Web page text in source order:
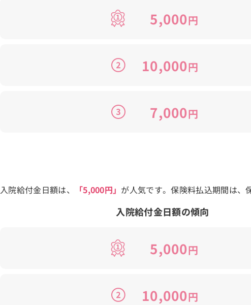
5,000円
10,000円
7,000円
入院給付金日額は、 「5,000円」 が人気です。保険料払込期間は、
入院給付金日額の傾向
5,000円
10,000円